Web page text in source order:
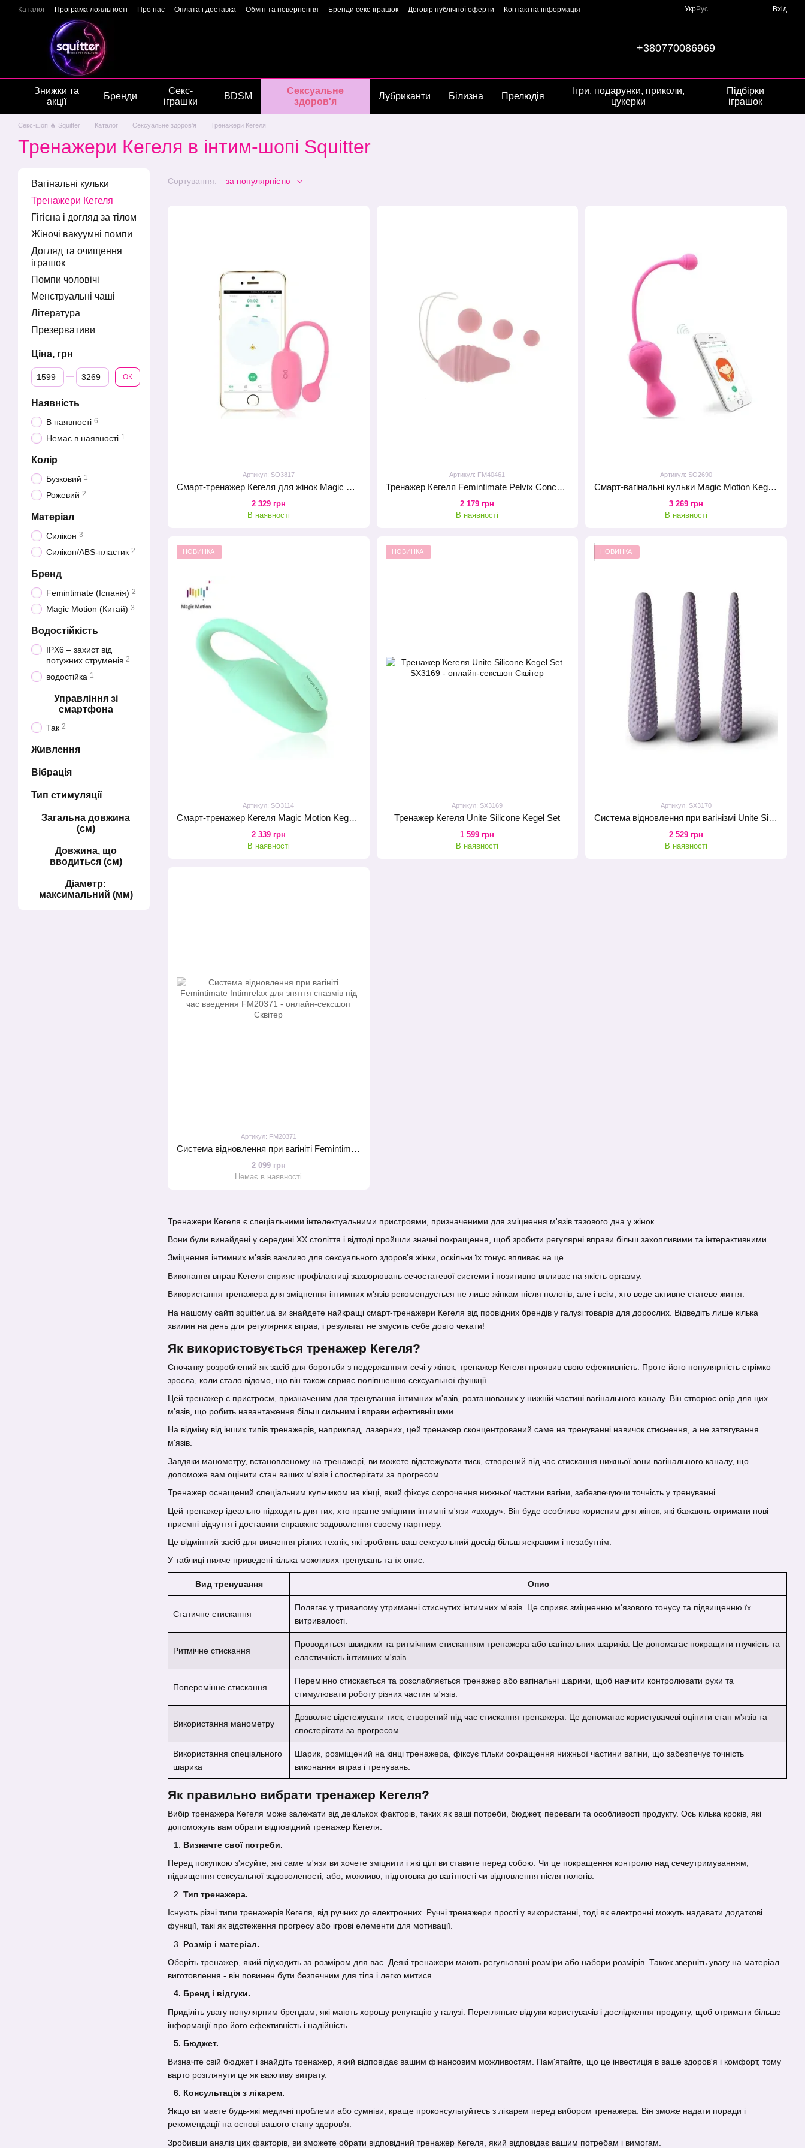
Перейти до основного контенту
Каталог Програма лояльності Про нас Оплата і доставка Обмін та повернення Бренди секс-іграшок Договір публічної оферти
Контактна інформація
Подарункові сертифікати
УкрРус Вхід
+380770086969
Знижки та
акції
Бренди
Секс-
іграшки
BDSM
Сексуальне
здоров'я
Лубриканти Білизна Прелюдія
Ігри, подарунки, приколи,
цукерки
Підбірки
іграшок
Секс-шоп 🔥 Squitter Каталог Сексуальне здоров'я Тренажери Кегеля
Тренажери Кегеля в інтим-шопі Squitter
Сортування: за популярністю
Тренажери Кегеля є спеціальними інтелектуальними пристроями, призначеними для зміцнення м'язів тазового дна у жінок.
Вони були винайдені у середині ХХ століття і відтоді пройшли значні покращення, щоб зробити регулярні вправи більш захопливими та інтерактивними.
Зміцнення інтимних м'язів важливо для сексуального здоров'я жінки, оскільки їх тонус впливає на це.
Виконання вправ Кегеля сприяє профілактиці захворювань сечостатевої системи і позитивно впливає на якість оргазму.
Використання тренажера для зміцнення інтимних м'язів рекомендується не лише жінкам після пологів, але і всім, хто веде активне статеве життя.
На нашому сайті squitter.ua ви знайдете найкращі смарт-тренажери Кегеля від провідних брендів у галузі товарів для дорослих. Відведіть лише кілька
хвилин на день для регулярних вправ, і результат не змусить себе довго чекати!
Як використовується тренажер Кегеля?
Спочатку розроблений як засіб для боротьби з недержанням сечі у жінок, тренажер Кегеля проявив свою ефективність. Проте його популярність стрімко
зросла, коли стало відомо, що він також сприяє поліпшенню сексуальної функції.
Цей тренажер є пристроєм, призначеним для тренування інтимних м'язів, розташованих у нижній частині вагінального каналу. Він створює опір для цих
м'язів, що робить навантаження більш сильним і вправи ефективнішими.
На відміну від інших типів тренажерів, наприклад, лазерних, цей тренажер сконцентрований саме на тренуванні навичок стиснення, а не затягування
м'язів.
Завдяки манометру, встановленому на тренажері, ви можете відстежувати тиск, створений під час стискання нижньої зони вагінального каналу, що
допоможе вам оцінити стан ваших м'язів і спостерігати за прогресом.
Тренажер оснащений спеціальним кульчиком на кінці, який фіксує скорочення нижньої частини вагіни, забезпечуючи точність у тренуванні.
Цей тренажер ідеально підходить для тих, хто прагне зміцнити інтимні м'язи «входу». Він буде особливо корисним для жінок, які бажають отримати нові
приємні відчуття і доставити справжнє задоволення своєму партнеру.
Це відмінний засіб для вивчення різних технік, які зроблять ваш сексуальний досвід більш яскравим і незабутнім.
У таблиці нижче приведені кілька можливих тренувань та їх опис:
Вид тренування Опис
Статичне стискання
Полягає у тривалому утриманні стиснутих інтимних м'язів. Це сприяє зміцненню м'язового тонусу та підвищенню їх
витривалості.
Ритмічне стискання
Проводиться швидким та ритмічним стисканням тренажера або вагінальних шариків. Це допомагає покращити гнучкість та
еластичність інтимних м'язів.
Поперемінне стискання
Перемінно стискається та розслабляється тренажер або вагінальні шарики, щоб навчити контролювати рухи та
стимулювати роботу різних частин м'язів.
Використання манометру
Дозволяє відстежувати тиск, створений під час стискання тренажера. Це допомагає користувачеві оцінити стан м'язів та
спостерігати за прогресом.
Використання спеціального
шарика
Шарик, розміщений на кінці тренажера, фіксує тільки сокращення нижньої частини вагіни, що забезпечує точність
виконання вправ і тренувань.
Як правильно вибрати тренажер Кегеля?
Вибір тренажера Кегеля може залежати від декількох факторів, таких як ваші потреби, бюджет, переваги та особливості продукту. Ось кілька кроків, які
допоможуть вам обрати відповідний тренажер Кегеля:
Визначте свої потреби.
Перед покупкою з'ясуйте, які саме м'язи ви хочете зміцнити і які цілі ви ставите перед собою. Чи це покращення контролю над сечеутримуванням,
підвищення сексуальної задоволеності, або, можливо, підготовка до вагітності чи відновлення після пологів.
Тип тренажера.
Існують різні типи тренажерів Кегеля, від ручних до електронних. Ручні тренажери прості у використанні, тоді як електронні можуть надавати додаткові
функції, такі як відстеження прогресу або ігрові елементи для мотивації.
Розмір і матеріал.
Оберіть тренажер, який підходить за розміром для вас. Деякі тренажери мають регульовані розміри або набори розмірів. Також зверніть увагу на матеріал
виготовлення - він повинен бути безпечним для тіла і легко митися.
Бренд і відгуки.
Приділіть увагу популярним брендам, які мають хорошу репутацію у галузі. Перегляньте відгуки користувачів і дослідження продукту, щоб отримати більше
інформації про його ефективність і надійність.
Бюджет.
Визначте свій бюджет і знайдіть тренажер, який відповідає вашим фінансовим можливостям. Пам'ятайте, що це інвестиція в ваше здоров'я і комфорт, тому
варто розглянути це як важливу витрату.
Консультація з лікарем.
Якщо ви маєте будь-які медичні проблеми або сумніви, краще проконсультуйтесь з лікарем перед вибором тренажера. Він зможе надати поради і
рекомендації на основі вашого стану здоров'я.
Зробивши аналіз цих факторів, ви зможете обрати відповідний тренажер Кегеля, який відповідає вашим потребам і вимогам.
Артикул: SO3817
Смарт-тренажер Кегеля для жінок Magic Motion Kegel Coach
2 329 грн
В наявності
Артикул: FM40461
Тренажер Кегеля Femintimate Pelvix Concept з набором вантажів, анатомічно правильний
2 179 грн
В наявності
Артикул: SO2690
Смарт-вагінальні кульки Magic Motion Kegel v2, класична форма, для тренувань і задоволення
3 269 грн
В наявності
НОВИНКА
Артикул: SO3114
Смарт-тренажер Кегеля Magic Motion Kegel Rejuve, бюджетний варіант, для тренувань і задоволення
2 339 грн
В наявності
НОВИНКА
Артикул: SX3169
Тренажер Кегеля Unite Silicone Kegel Set
1 599 грн
В наявності
НОВИНКА
Артикул: SX3170
Система відновлення при вагінізмі Unite Silicone Dilators Set для зняття спазмів під час введення
2 529 грн
В наявності
Артикул: FM20371
Система відновлення при вагініті Femintimate Intimrelax для зняття спазмів під час введення
2 099 грн
Немає в наявності
Вагінальні кульки
Тренажери Кегеля
Гігієна і догляд за тілом
Жіночі вакуумні помпи
Догляд та очищення
іграшок
Помпи чоловічі
Менструальні чаші
Література
Презервативи
Ціна, грн
Від Ціна, грн
До Ціна, грн ОК
Наявність
В наявності 6
Немає в наявності 1
Колір
Бузковий 1
Рожевий 2
Матеріал
Силікон 3
Силікон/ABS-пластик 2
Бренд
Femintimate (Іспанія) 2
Magic Motion (Китай) 3
Водостійкість
IPX6 – захист від
потужних струменів 2
водостійка 1
Управління зі
смартфона
Так 2
Живлення
Вібрація
Тип стимуляції
Загальна довжина
(см)
Довжина, що
вводиться (см)
Діаметр:
максимальний (мм)